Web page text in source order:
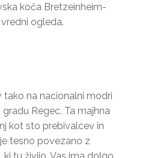
koča Bretzeinheim-
ogleda.
tako na nacionalni modri
Regec. Ta majhna
kot sto prebivalcev in
tesno povezano z
tu živijo. Vas ima dolgo